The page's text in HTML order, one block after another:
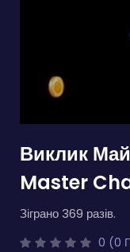
Виклик
Master
Зіграно 369 разів.
0 (0